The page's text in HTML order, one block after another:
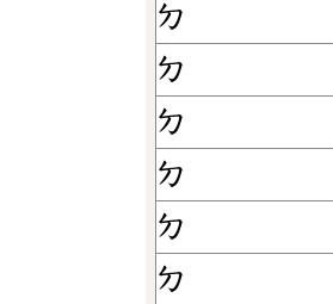
ㄉ
ㄉ
ㄉ
ㄉ
ㄉ
ㄉ